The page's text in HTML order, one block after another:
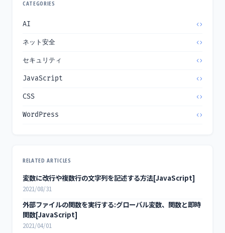
CATEGORIES
AI
ネット安全
セキュリティ
JavaScript
CSS
WordPress
RELATED ARTICLES
変数に改行や複数行の文字列を記述する方法[JavaScript]
2021/08/31
外部ファイルの関数を実行する:グローバル変数、関数と即時
関数[JavaScript]
2021/04/01